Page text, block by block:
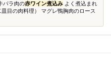
パラ肉の赤ワイン煮込み よく煮込まれ
目の肉料理） マグレ鴨胸肉のロース